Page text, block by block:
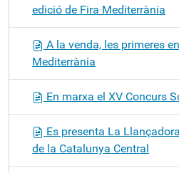
edició de Fira Mediterrània
A la venda, les primeres
Mediterrània
En marxa el XV Concurs
Es presenta La
de la Catalunya Central